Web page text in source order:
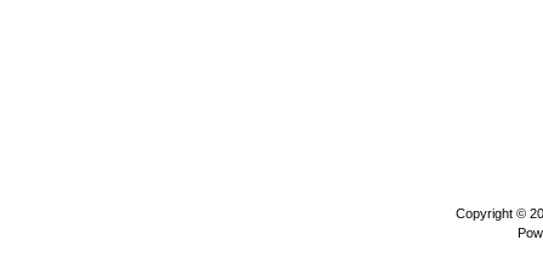
Copyright ©